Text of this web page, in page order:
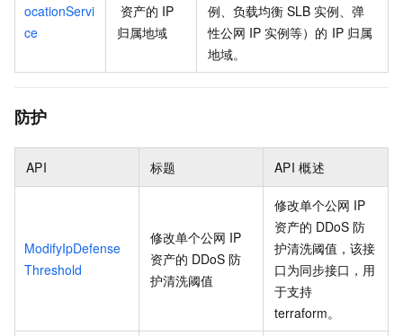
ocationServi
ce
资产的 IP
归属地域
例、负载均衡 SLB 实例、弹
性公网 IP 实例等）的 IP 归属
地域。
防护
API 标题 API 概述
ModifyIpDefense
Threshold
修改单个公网 IP
资产的 DDoS 防
护清洗阈值
修改单个公网 IP
资产的 DDoS 防
护清洗阈值，该接
口为同步接口，用
于支持
terraform。